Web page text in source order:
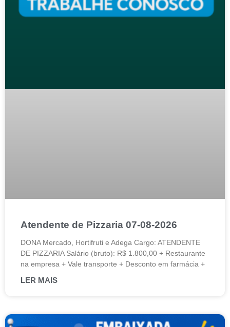
Atendente de Pizzaria 07-08-2026
DONA Mercado, Hortifruti e Adega Cargo: ATENDENTE
DE PIZZARIA Salário (bruto): R$ 1.800,00 + Restaurante
na empresa + Vale transporte + Desconto em farmácia +
LER MAIS